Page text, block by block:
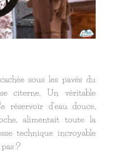
sous les pavés du
citerne. Un véritable
réservoir d’eau douce,
alimentait toute la
technique incroyable
?